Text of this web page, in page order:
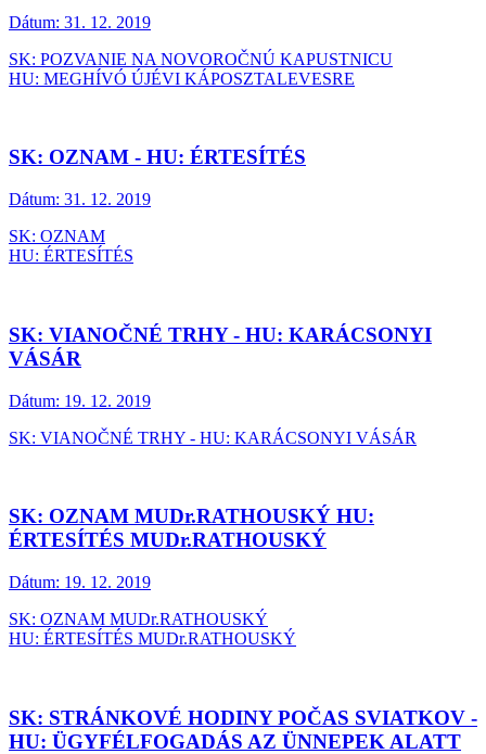
Dátum: 31. 12. 2019
SK: POZVANIE NA NOVOROČNÚ KAPUSTNICU
HU: MEGHÍVÓ ÚJÉVI KÁPOSZTALEVESRE
SK: OZNAM - HU: ÉRTESÍTÉS
Dátum: 31. 12. 2019
SK: OZNAM
HU: ÉRTESÍTÉS
SK: VIANOČNÉ TRHY - HU: KARÁCSONYI
VÁSÁR
Dátum: 19. 12. 2019
SK: VIANOČNÉ TRHY - HU: KARÁCSONYI VÁSÁR
SK: OZNAM MUDr.RATHOUSKÝ HU:
ÉRTESÍTÉS MUDr.RATHOUSKÝ
Dátum: 19. 12. 2019
SK: OZNAM MUDr.RATHOUSKÝ
HU: ÉRTESÍTÉS MUDr.RATHOUSKÝ
SK: STRÁNKOVÉ HODINY POČAS SVIATKOV -
HU: ÜGYFÉLFOGADÁS AZ ÜNNEPEK ALATT